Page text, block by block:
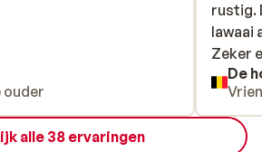
ouder
rustig.
lawaai
Zeker
rustig.
lawaai
Zeker
alle 38 ervaringen